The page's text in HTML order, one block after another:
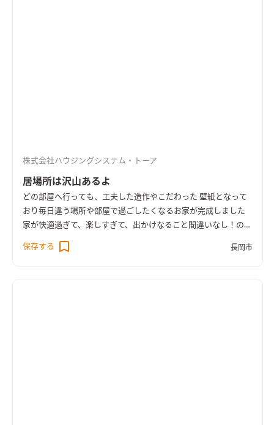
株式会社ハウジングシステム・トーア
居場所は沢山あるよ
どの部屋へ行っても、工夫した造作やこだわった 壁紙となって
おり毎日違う場所や部屋で過ごしたくなるお家が完成しました
家が快適過ぎて、楽しすぎて、出かけなること間違いなし！の建
物ですね 笑顔溢れる日々を過ごしていただけることを 願ってお
保存する 長岡市